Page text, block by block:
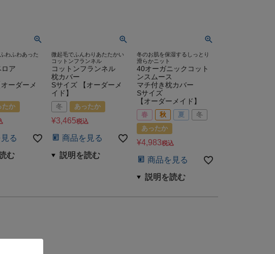
わふわあった
ア
ーダーメ
たか
る
微起毛でふんわりあたたかい
コットンフランネル
コットンフランネル
枕カバー
Sサイズ 【オーダーメ
イド】
冬 あったか
¥3,465税込
商品を見る
冬のお肌を保湿するしっとり
滑らかニット
40オーガニックコット
ンスムース
マチ付き枕カバー
Sサイズ
【オーダーメイド】
春 秋 夏
冬
あったか
¥4,983税込
商品を見る